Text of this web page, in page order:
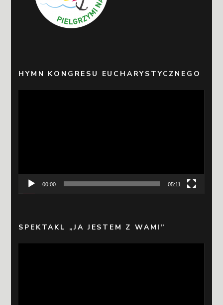
HYMN KONGRESU EUCHARYSTYCZNEGO
00:00 05:11
SPEKTAKL „JA JESTEM Z WAMI”